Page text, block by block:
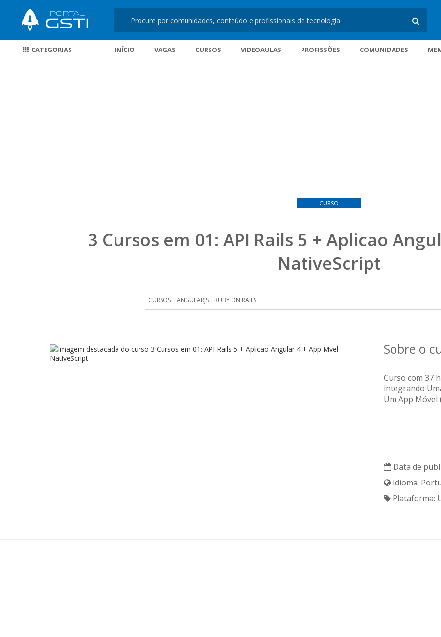
CATEGORIAS INÍCIO VAGAS CURSOS VIDEOAULAS PROFISSÕES COMUNIDADES
CURSO
3 Cursos em 01: API Rails 5 + Aplicao
NativeScript
CURSOS ANGULARJS RUBY ON RAILS
Sobre o
Curso com 37
integrando
Um App Móvel
Data de
Idioma:
Plataforma: